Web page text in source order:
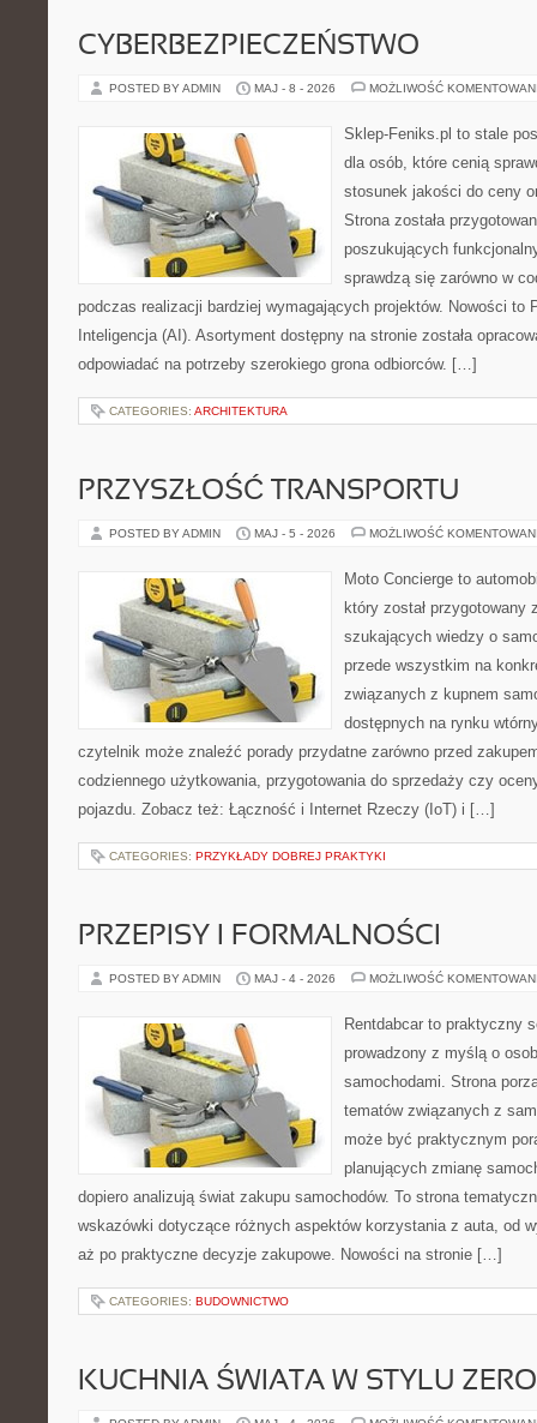
CYBERBEZPIECZEŃSTWO
POSTED BY ADMIN MAJ - 8 - 2026 MOŻLIWOŚĆ
Sklep-Feniks.pl to stale
dla osób, które cenią
stosunek jakości do ceny
Strona została
poszukujących
sprawdzą się zarówno w
podczas realizacji bardziej wymagających projektów. Nowości to
Inteligencja (AI). Asortyment dostępny na stronie została
odpowiadać na potrzeby szerokiego grona odbiorców. […]
CATEGORIES: ARCHITEKTURA
PRZYSZŁOŚĆ TRANSPORTU
POSTED BY ADMIN MAJ - 5 - 2026 MOŻLIWOŚĆ
Moto Concierge to
który został przygotowany
szukających wiedzy o
przede wszystkim na
związanych z kupnem
dostępnych na rynku
czytelnik może znaleźć porady przydatne zarówno przed
codziennego użytkowania, przygotowania do sprzedaży czy
pojazdu. Zobacz też: Łączność i Internet Rzeczy (IoT) i […]
CATEGORIES: PRZYKŁADY DOBREJ PRAKTYKI
PRZEPISY I FORMALNOŚCI
POSTED BY ADMIN MAJ - 4 - 2026 MOŻLIWOŚĆ
Rentdabcar to praktyczny
prowadzony z myślą o
samochodami. Strona
tematów związanych z
może być praktycznym
planujących zmianę
dopiero analizują świat zakupu samochodów. To strona
wskazówki dotyczące różnych aspektów korzystania z auta, od
aż po praktyczne decyzje zakupowe. Nowości na stronie […]
CATEGORIES: BUDOWNICTWO
KUCHNIA ŚWIATA W STYLU